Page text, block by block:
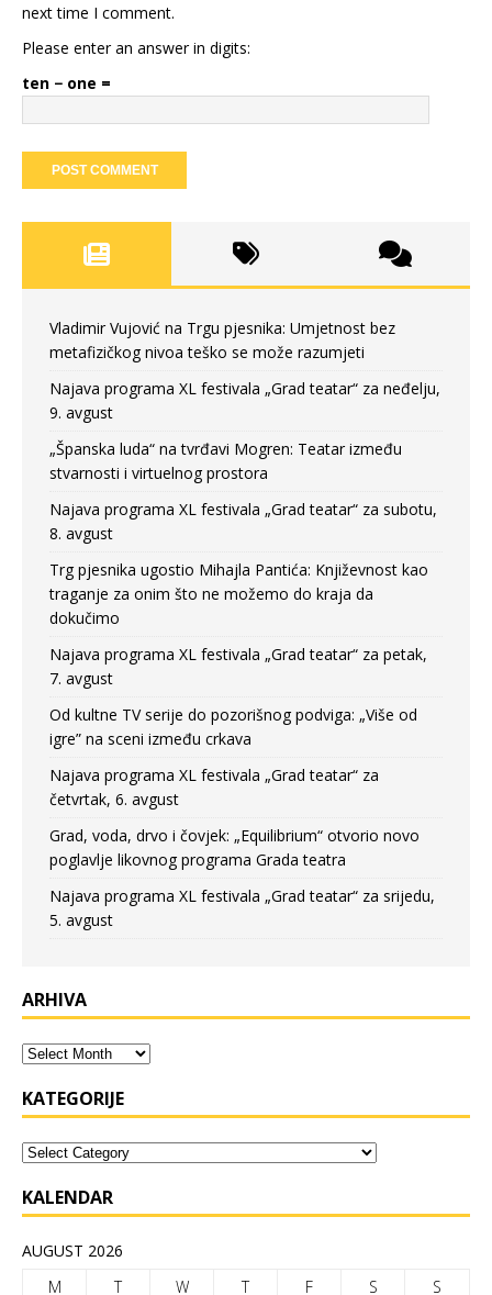
next time I comment.
Please enter an answer in digits:
ten − one =
Vladimir Vujović na Trgu pjesnika: Umjetnost bez
metafizičkog nivoa teško se može razumjeti
Najava programa XL festivala „Grad teatar“ za neđelju,
9. avgust
„Španska luda“ na tvrđavi Mogren: Teatar između
stvarnosti i virtuelnog prostora
Najava programa XL festivala „Grad teatar“ za subotu,
8. avgust
Trg pjesnika ugostio Mihajla Pantića: Književnost kao
traganje za onim što ne možemo do kraja da
dokučimo
Najava programa XL festivala „Grad teatar“ za petak,
7. avgust
Od kultne TV serije do pozorišnog podviga: „Više od
igre” na sceni između crkava
Najava programa XL festivala „Grad teatar“ za
četvrtak, 6. avgust
Grad, voda, drvo i čovjek: „Equilibrium“ otvorio novo
poglavlje likovnog programa Grada teatra
Najava programa XL festivala „Grad teatar“ za srijedu,
5. avgust
ARHIVA
KATEGORIJE
KALENDAR
AUGUST 2026
M
T W T F S S